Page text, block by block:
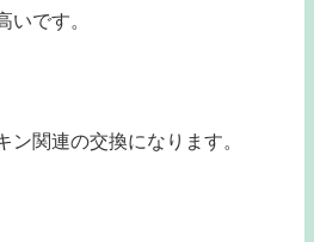
いです。
ン関連の交換になります。